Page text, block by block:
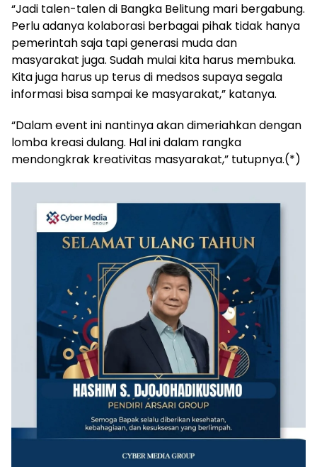
“Jadi talen-talen di Bangka Belitung mari bergabung.
Perlu adanya kolaborasi berbagai pihak tidak hanya
pemerintah saja tapi generasi muda dan
masyarakat juga. Sudah mulai kita harus membuka.
Kita juga harus up terus di medsos supaya segala
informasi bisa sampai ke masyarakat,” katanya.
“Dalam event ini nantinya akan dimeriahkan dengan
lomba kreasi dulang. Hal ini dalam rangka
mendongkrak kreativitas masyarakat,” tutupnya.(*)